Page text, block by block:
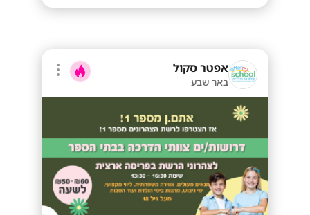
אפטר סקול
באר שבע